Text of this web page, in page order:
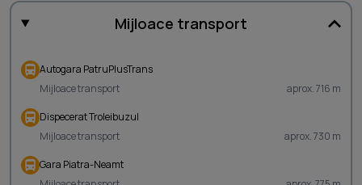
Mijloace transport
Autogara PatruPlusTrans
Mijloace transport
aprox. 716 m
Dispecerat Troleibuzul
Mijloace transport
aprox. 730 m
Gara Piatra-Neamt